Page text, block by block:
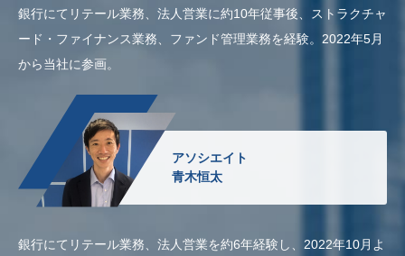
銀行にてリテール業務、法人営業に約10年従事後、ストラクチャ
ード・ファイナンス業務、ファンド管理業務を経験。2022年5月
から当社に参画。
アソシエイト
青木恒太
銀行にてリテール業務、法人営業を約6年経験し、2022年10月よ